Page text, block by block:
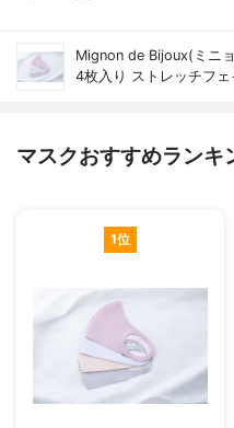
Mignon de Bijoux(ミニ
4枚入り ストレッチフェ
マスクおすすめランキ
1位